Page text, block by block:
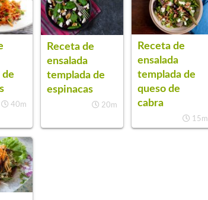
de
40m
Receta de
ensalada
templada de
espinacas
20m
Receta de
ensalada
templada de
queso de
cabra
15m